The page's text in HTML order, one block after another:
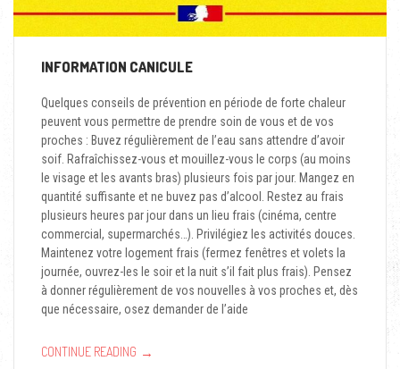
INFORMATION CANICULE
Quelques conseils de prévention en période de forte chaleur
peuvent vous permettre de prendre soin de vous et de vos
proches : Buvez régulièrement de l’eau sans attendre d’avoir
soif. Rafraîchissez-vous et mouillez-vous le corps (au moins
le visage et les avants bras) plusieurs fois par jour. Mangez en
quantité suffisante et ne buvez pas d’alcool. Restez au frais
plusieurs heures par jour dans un lieu frais (cinéma, centre
commercial, supermarchés…). Privilégiez les activités douces.
Maintenez votre logement frais (fermez fenêtres et volets la
journée, ouvrez-les le soir et la nuit s’il fait plus frais). Pensez
à donner régulièrement de vos nouvelles à vos proches et, dès
que nécessaire, osez demander de l’aide
CONTINUE READING →